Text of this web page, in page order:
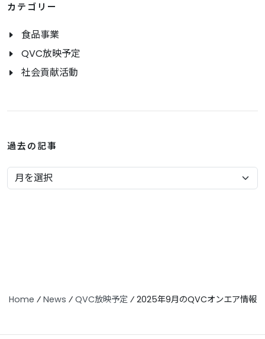
カテゴリー
食品事業
QVC放映予定
社会貢献活動
過去の記事
Home ⁄ News ⁄ QVC放映予定⁄ 2025年9月のQVCオンエア情報